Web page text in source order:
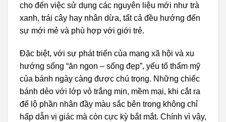
cho đến việc sử dụng các nguyên liệu mới như trà
xanh, trái cây hay nhân dừa, tất cả đều hướng đến
sự mới mẻ và phù hợp với giới trẻ.
Đặc biệt, với sự phát triển của mạng xã hội và xu
hướng sống “ăn ngon – sống đẹp”, yếu tố thẩm mỹ
của bánh ngày càng được chú trọng. Những chiếc
bánh dẻo với lớp vỏ trắng mịn, mềm mại, khi cắt ra
để lộ phần nhân đầy màu sắc bên trong không chỉ
hấp dẫn vị giác mà còn cực kỳ bắt mắt. Chính vì vậy,